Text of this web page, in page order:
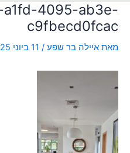
a1fd-4095-ab3e-
c9fbecd0fcac
מאת איילה בר שפע / 11 ביוני 2025